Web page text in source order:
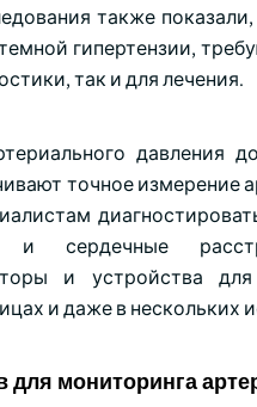
также
гипертензии,
так и для лечения.
давления
точное измерение
и сердечные
и устройства
и даже в нескольких
для мониторинга